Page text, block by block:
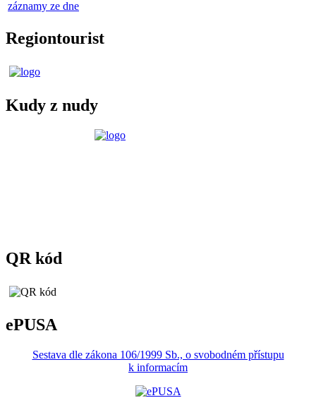
záznamy ze dne
Regiontourist
Kudy z nudy
QR kód
ePUSA
Sestava dle zákona 106/1999 Sb., o svobodném přístupu
k informacím